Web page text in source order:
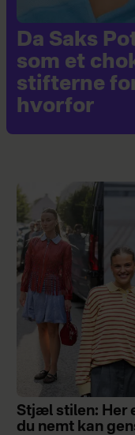
Da Saks
som et
stifterne
hvorfor
Stjæl stilen: Her
du nemt kan